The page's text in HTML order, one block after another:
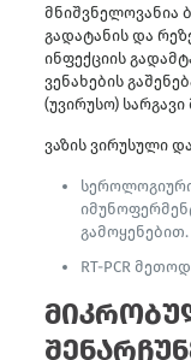
მნიშვნელოვანია
გადატანის და
ინფექციის
ვენახების
(უვირუსო)
ვაზის ვირუსული
გამოყენებით.
RT-PCR